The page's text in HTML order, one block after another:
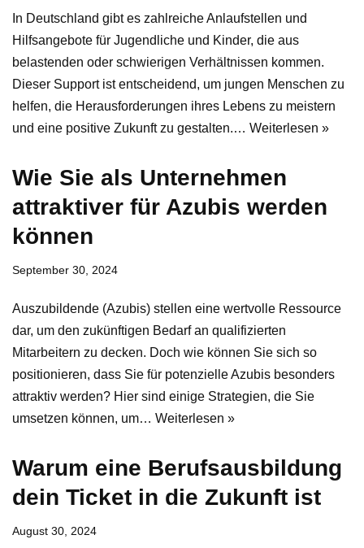
In Deutschland gibt es zahlreiche Anlaufstellen und
Hilfsangebote für Jugendliche und Kinder, die aus
belastenden oder schwierigen Verhältnissen kommen.
Dieser Support ist entscheidend, um jungen Menschen zu
helfen, die Herausforderungen ihres Lebens zu meistern
und eine positive Zukunft zu gestalten.… Weiterlesen »
Wie Sie als Unternehmen
attraktiver für Azubis werden
können
September 30, 2024
Auszubildende (Azubis) stellen eine wertvolle Ressource
dar, um den zukünftigen Bedarf an qualifizierten
Mitarbeitern zu decken. Doch wie können Sie sich so
positionieren, dass Sie für potenzielle Azubis besonders
attraktiv werden? Hier sind einige Strategien, die Sie
umsetzen können, um… Weiterlesen »
Warum eine Berufsausbildung
dein Ticket in die Zukunft ist
August 30, 2024